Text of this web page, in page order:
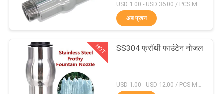
कारखाना
भ्रमण
नाच फव्वारा नोजल
274
USD 1.00 - USD 36.00 / PCS MOQ:1 टुकड़ा
अब प्रश्न
HOT SS304 फ्रॉथी फाउंटेन नोजल